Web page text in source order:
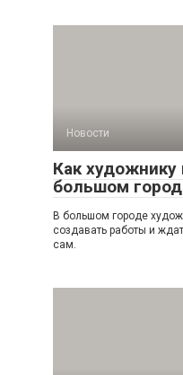
Новости
Как художнику
большом
В большом городе
создавать работы и
сам.